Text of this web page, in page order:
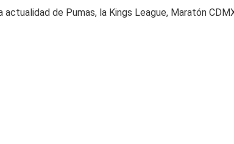
de Pumas, la Kings League, Maratón